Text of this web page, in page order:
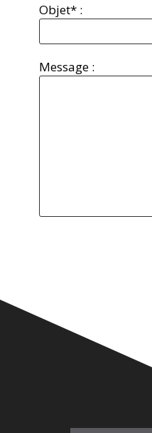
Objet* :
Message :